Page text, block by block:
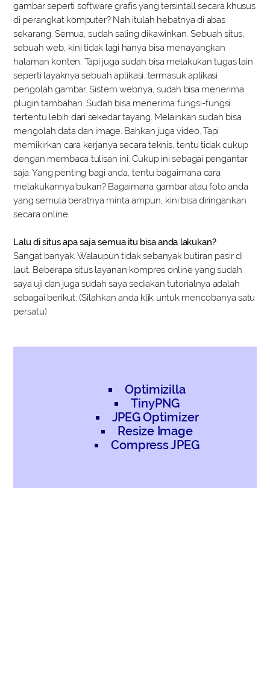
gambar seperti software grafis yang tersintall secara khusus
di perangkat komputer? Nah itulah hebatnya di abas
sekarang. Semua, sudah saling dikawinkan. Sebuah situs,
sebuah web, kini tidak lagi hanya bisa menayangkan
halaman konten. Tapi juga sudah bisa melakukan tugas lain
seperti layaknya sebuah aplikasi. termasuk aplikasi
pengolah gambar. Sistem webnya, sudah bisa menerima
plugin tambahan. Sudah bisa menerima fungsi-fungsi
tertentu lebih dari sekedar tayang. Melainkan sudah bisa
mengolah data dan image. Bahkan juga video. Tapi
memikirkan cara kerjanya secara teknis, tentu tidak cukup
dengan membaca tulisan ini. Cukup ini sebagai pengantar
saja. Yang penting bagi anda, tentu bagaimana cara
melakukannya bukan? Bagaimana gambar atau foto anda
yang semula beratnya minta ampun, kini bisa diringankan
secara online.
Lalu di situs apa saja semua itu bisa anda lakukan?
Sangat banyak. Walaupun tidak sebanyak butiran pasir di
laut. Beberapa situs layanan kompres online yang sudah
saya uji dan juga sudah saya sediakan tutorialnya adalah
sebagai berikut: (Silahkan anda klik untuk mencobanya satu
persatu)
Optimizilla
TinyPNG
JPEG Optimizer
Resize Image
Compress JPEG